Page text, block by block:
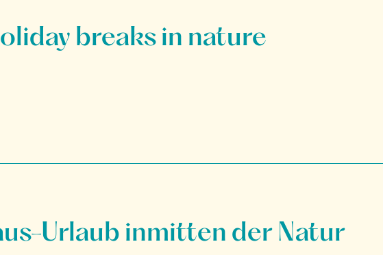
Urlaub inmitten der Natur